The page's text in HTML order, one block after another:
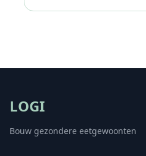
LOGI
Bouw gezondere eetgewoonten